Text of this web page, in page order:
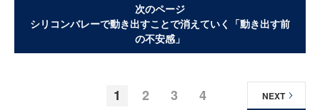
次のページ
シリコンバレーで動き出すことで消えていく「動き出す前
の不安感」
1 2 3 4 NEXT